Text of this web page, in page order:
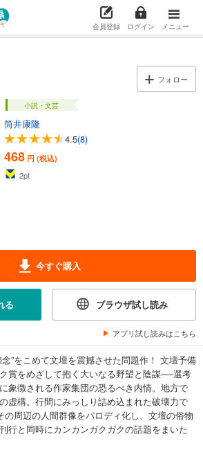
会員登録 ログイン メニュー
フォロー
小説・文芸
筒井康隆
4.5(8)
468 円 (税込)
2pt
今すぐ購入
る ブラウザ試し読み
アプリ試し読みはこちら
”をこめて文壇を震撼させた問題作！ 文壇予備
賞をめざして抱く大いなる野望と陰謀──選考
象徴される作家集団の恐るべき内情。地方で
虚構。行間にみっしり詰め込まれた破壊力で
の周辺の人間群像をパロディ化し、文壇の俗物
行と同時にカンカンガクガクの話題をまいた